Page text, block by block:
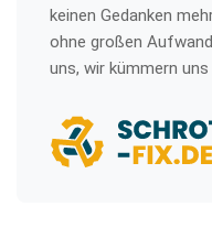
keinen Gedanken
ohne großen
uns, wir kümmern uns